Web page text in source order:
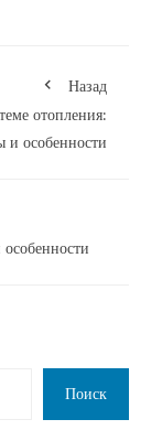
Назад
отопления:
и особенности
Поиск